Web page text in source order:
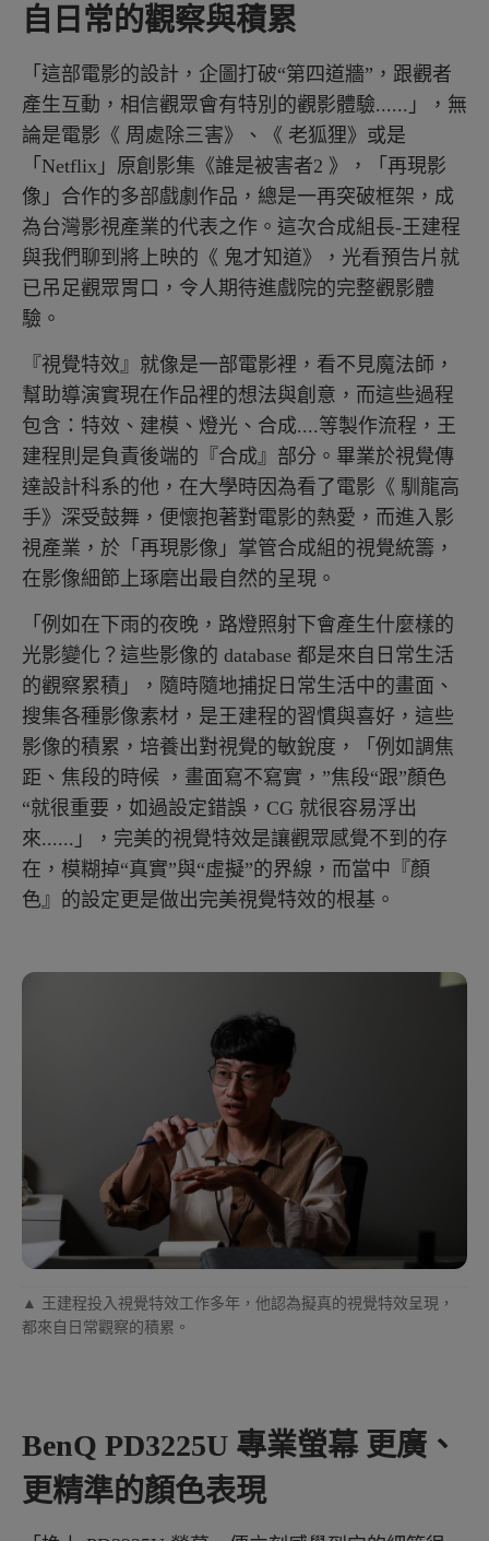
自日常的觀察與積累
「這部電影的設計，企圖打破“第四道牆”，跟觀者
產生互動，相信觀眾會有特別的觀影體驗......」，無
論是電影《 周處除三害》、《 老狐狸》或是
「Netflix」原創影集​​《誰是被害者2 》，「再現影
像」合作的多部戲劇作品，總是一再突破框架，成
為台灣影視產業的代表之作。這次合成組長-王建程
與我們聊到將上映的《 鬼才知道》，光看預告片就
已吊足觀眾胃口，令人期待進戲院的完整觀影體
驗。
『視覺特效』就像是一部電影裡，看不見魔法師，
幫助導演實現在作品裡的想法與創意，而這些過程
包含：特效、建模、燈光、合成....等製作流程，王
建程則是負責後端的『合成』部分。畢業於視覺傳
達設計科系的他，在大學時因為看了電影《 馴龍高
手》深受鼓舞，便懷抱著對電影的熱愛，而進入影
視產業，於「再現影像」掌管合成組的視覺統籌，
在影像細節上琢磨出最自然的呈現。
「例如在下雨的夜晚，路燈照射下會產生什麼樣的
光影變化？這些影像的 database 都是來自日常生活
的觀察累積」，隨時隨地捕捉日常生活中的畫面、
搜集各種影像素材，是王建程的習慣與喜好，這些
影像的積累，培養出對視覺的敏銳度，「例如調焦
距、焦段的時候 ，畫面寫不寫實，”焦段“跟”顏色
“就很重要，如過設定錯誤，CG 就很容易浮出
來......」，完美的視覺特效是讓觀眾感覺不到的存
在，模糊掉“真實”與“虛擬”的界線，而當中『顏
色』的設定更是做出完美視覺特效的根基。
▲ 王建程投入視覺特效工作多年，他認為擬真的視覺特效呈現，
都來自日常觀察的積累。
BenQ PD3225U 專業螢幕 更廣、
更精準的顏色表現